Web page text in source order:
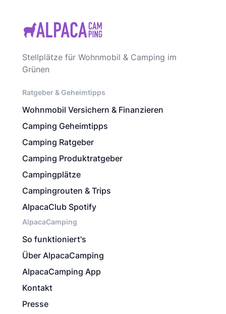
Stellplätze für Wohnmobil & Camping im
Grünen
Ratgeber & Geheimtipps
Wohnmobil Versichern & Finanzieren
Camping Geheimtipps
Camping Ratgeber
Camping Produktratgeber
Campingplätze
Campingrouten & Trips
AlpacaClub Spotify
AlpacaCamping
So funktioniert's
Über AlpacaCamping
AlpacaCamping App
Kontakt
Presse